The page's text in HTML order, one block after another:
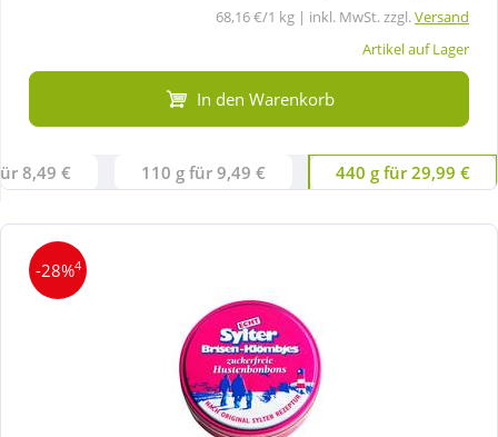
Tierbedarf
Wellness
68,16 €/1 kg | inkl. MwSt. zzgl.Versand
Artikel auf Lager
In den Warenkorb
8,49 € 110 g für 9,49 € 440 g für 29,99 €
-28%4